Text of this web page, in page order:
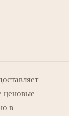
ценовые
в